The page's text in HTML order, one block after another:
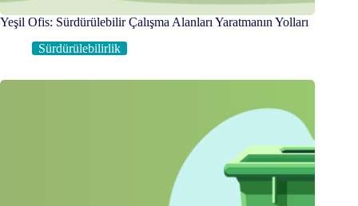
Yeşil Ofis: Sürdürülebilir Çalışma Alanları Yaratmanın Yolları
Sürdürülebilirlik